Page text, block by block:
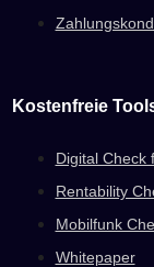
Kostenfreie
Digital Check
Rentability
Mobilfunk
Whitepaper